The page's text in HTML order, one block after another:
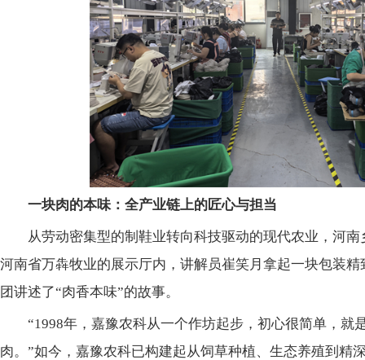
一块肉的本味：全产业链上的匠心与担当
从劳动密集型的制鞋业转向科技驱动的现代农业，河
河南省万犇牧业的展示厅内，讲解员崔笑月拿起一块包装
团讲述了“肉香本味”的故事。
“1998年，嘉豫农科从一个作坊起步，初心很简单，就
肉。”如今，嘉豫农科已构建起从饲草种植、生态养殖到精